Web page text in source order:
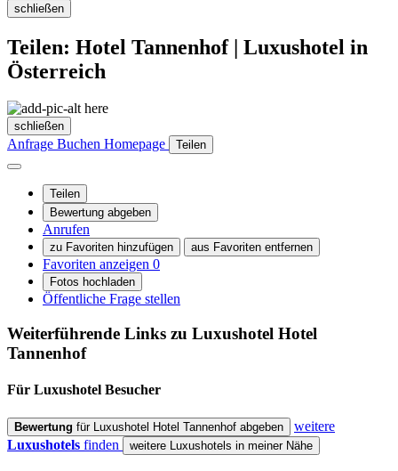
schließen
Teilen: Hotel Tannenhof | Luxushotel in
Österreich
schließen
Anfrage Buchen Homepage Teilen
Teilen
Bewertung abgeben
Anrufen
zu Favoriten hinzufügen aus Favoriten entfernen
Favoriten anzeigen 0
Fotos hochladen
Öffentliche Frage stellen
Weiterführende Links zu Luxushotel Hotel
Tannenhof
Für Luxushotel Besucher
Bewertung für Luxushotel Hotel Tannenhof abgeben
weitere
Luxushotels finden weitere Luxushotels in meiner Nähe